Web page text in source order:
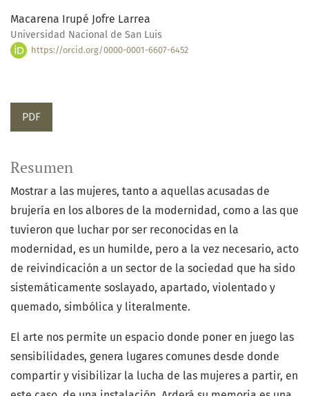
Macarena Irupé Jofre Larrea
Universidad Nacional de San Luis
https://orcid.org/0000-0001-6607-6452
PDF
Resumen
Mostrar a las mujeres, tanto a aquellas acusadas de
brujería en los albores de la modernidad, como a las que
tuvieron que luchar por ser reconocidas en la
modernidad, es un humilde, pero a la vez necesario, acto
de reivindicación a un sector de la sociedad que ha sido
sistemáticamente soslayado, apartado, violentado y
quemado, simbólica y literalmente.
El arte nos permite un espacio donde poner en juego las
sensibilidades, genera lugares comunes desde donde
compartir y visibilizar la lucha de las mujeres a partir, en